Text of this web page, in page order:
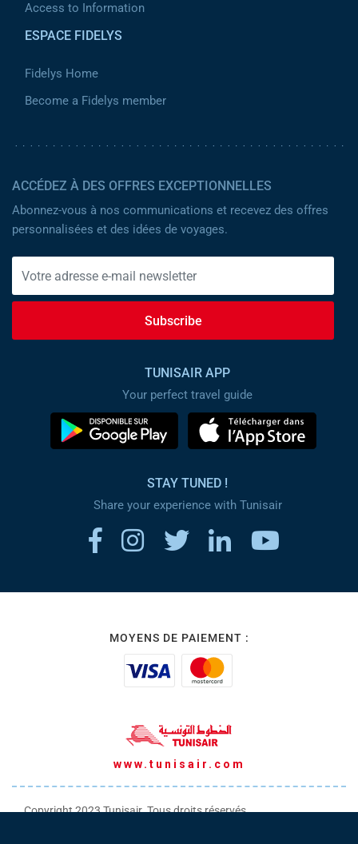
Access to Information
ESPACE FIDELYS
Fidelys Home
Become a Fidelys member
ACCÉDEZ À DES OFFRES EXCEPTIONNELLES
Abonnez-vous à nos communications et recevez des offres
personnalisées et des idées de voyages.
Subscribe
TUNISAIR APP
Your perfect travel guide
STAY TUNED !
Share your experience with Tunisair
MOYENS DE PAIEMENT :
www.tunisair.com
Copyright 2023 Tunisair. Tous droits réservés